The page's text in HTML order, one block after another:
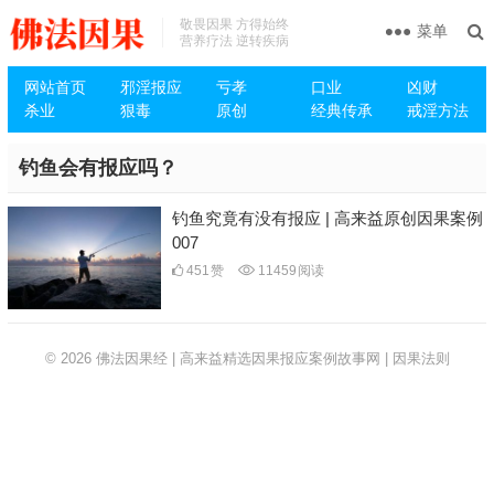
敬畏因果 方得始终
营养疗法 逆转疾病
网站首页 邪淫报应 亏孝 口业
凶财
杀业
狠毒 原创 经典传承 戒淫方法
菜单
钓鱼会有报应吗？
钓鱼究竟有没有报应 | 高来益原创因果案例
007
451赞 11459 阅读
© 2026 佛法因果经 | 高来益精选因果报应案例故事网 | 因果法则